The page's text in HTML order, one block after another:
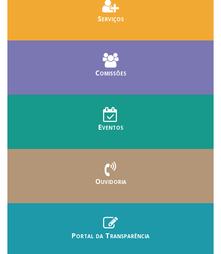
Serviços
Comissões
Eventos
Ouvidoria
Portal da Transparência